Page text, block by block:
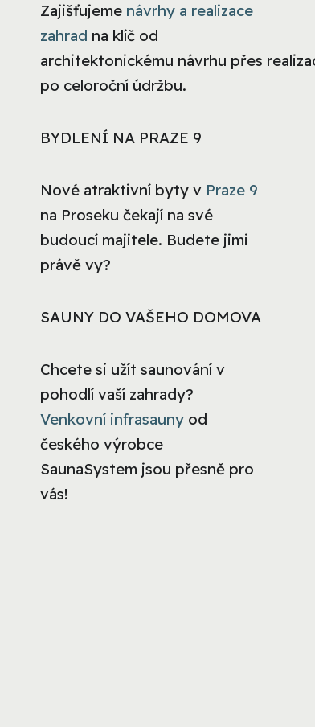
Zajišťujeme návrhy a realizace
zahrad na klíč od
architektonickému návrhu přes
po celoroční údržbu.
BYDLENÍ NA PRAZE 9
Nové atraktivní byty v Praze 9
na Proseku čekají na své
budoucí majitele. Budete jimi
právě vy?
SAUNY DO VAŠEHO DOMOVA
Chcete si užít saunování v
pohodlí vaší zahrady?
Venkovní infrasauny od
českého výrobce
SaunaSystem jsou přesně pro
vás!